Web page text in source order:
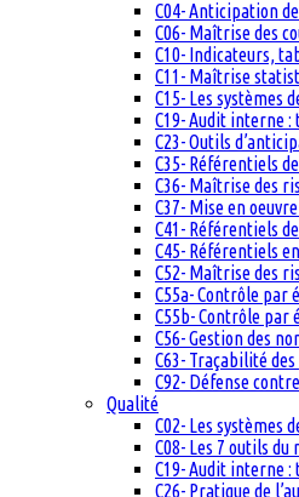
C04- Anticipation
C06- Maîtrise des
C10- Indicateurs,
C11- Maîtrise
C15- Les systèmes
C19- Audit interne
C23- Outils
C35- Référentiels
C36- Maîtrise des
C37- Mise en
C41- Référentiels
C45- Référentiels
C52- Maîtrise des
C55a- Contrôle par
C55b- Contrôle par
C56- Gestion des
C63- Traçabilité
C92- Défense
Qualité
C02- Les systèmes
C08- Les 7 outils
C19- Audit interne
C26- Pratique de